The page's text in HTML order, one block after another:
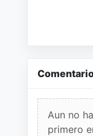
Aun no
primero